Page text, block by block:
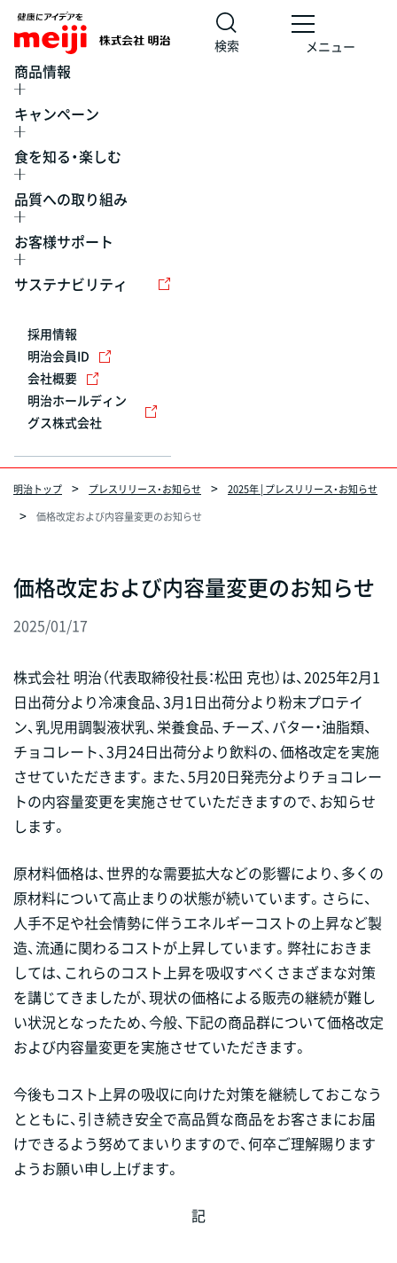
検索 メニュー
商品情報
キャンペーン
食を知る・楽しむ
品質への取り組み
お客様サポート
サステナビリティ
採用情報
明治会員ID
会社概要
明治ホールディン
グス株式会社
明治トップ プレスリリース・お知らせ
2025年 | プレスリリース・お知らせ
価格改定および内容量変更のお知らせ
価格改定および内容量変更のお知らせ
2025/01/17
株式会社 明治（代表取締役社長：松田 克也）は、2025年2月1
日出荷分より冷凍食品、3月1日出荷分より粉末プロテイ
ン、乳児用調製液状乳、栄養食品、チーズ、バター・油脂類、
チョコレート、3月24日出荷分より飲料の、価格改定を実施
させていただきます。また、5月20日発売分よりチョコレー
トの内容量変更を実施させていただきますので、お知らせ
します。
原材料価格は、世界的な需要拡大などの影響により、多くの
原材料について高止まりの状態が続いています。さらに、
人手不足や社会情勢に伴うエネルギーコストの上昇など製
造、流通に関わるコストが上昇しています。弊社におきま
しては、これらのコスト上昇を吸収すべくさまざまな対策
を講じてきましたが、現状の価格による販売の継続が難し
い状況となったため、今般、下記の商品群について価格改定
および内容量変更を実施させていただきます。
今後もコスト上昇の吸収に向けた対策を継続しておこなう
とともに、引き続き安全で高品質な商品をお客さまにお届
けできるよう努めてまいりますので、何卒ご理解賜ります
ようお願い申し上げます。
記